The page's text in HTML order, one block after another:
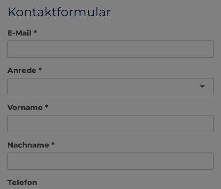
Kontaktformular
E-Mail
Anrede
Vorname
Nachname
Telefon